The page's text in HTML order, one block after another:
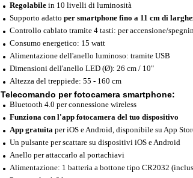
Regolabile in 10 livelli di luminosità
Supporto adatto per smartphone fino a 11 cm di
Controllo cablato tramite 4 tasti: per accensione/
Consumo energetico: 15 watt
Alimentazione dell'anello luminoso: tramite USB
Dimensioni dell'anello LED (Ø): 26 cm / 10"
Altezza del treppiede: 55 - 160 cm
Telecomando per fotocamera smartphone:
Bluetooth 4.0 per connessione wireless
Funziona con l'app fotocamera del tuo dispositivo
App gratuita per iOS e Android, disponibile su App
Un pulsante per scattare su dispositivi iOS e Android
Anello per attaccarlo al portachiavi
Alimentazione: 1 batteria a bottone tipo CR2032